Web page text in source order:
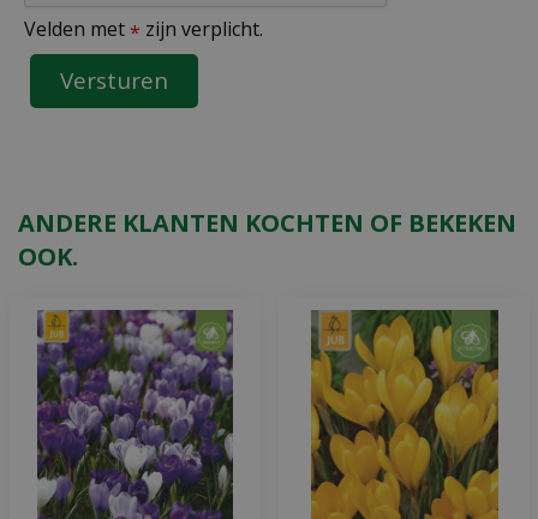
Velden met * zijn verplicht.
ANDERE KLANTEN KOCHTEN OF BEKEKEN
OOK.